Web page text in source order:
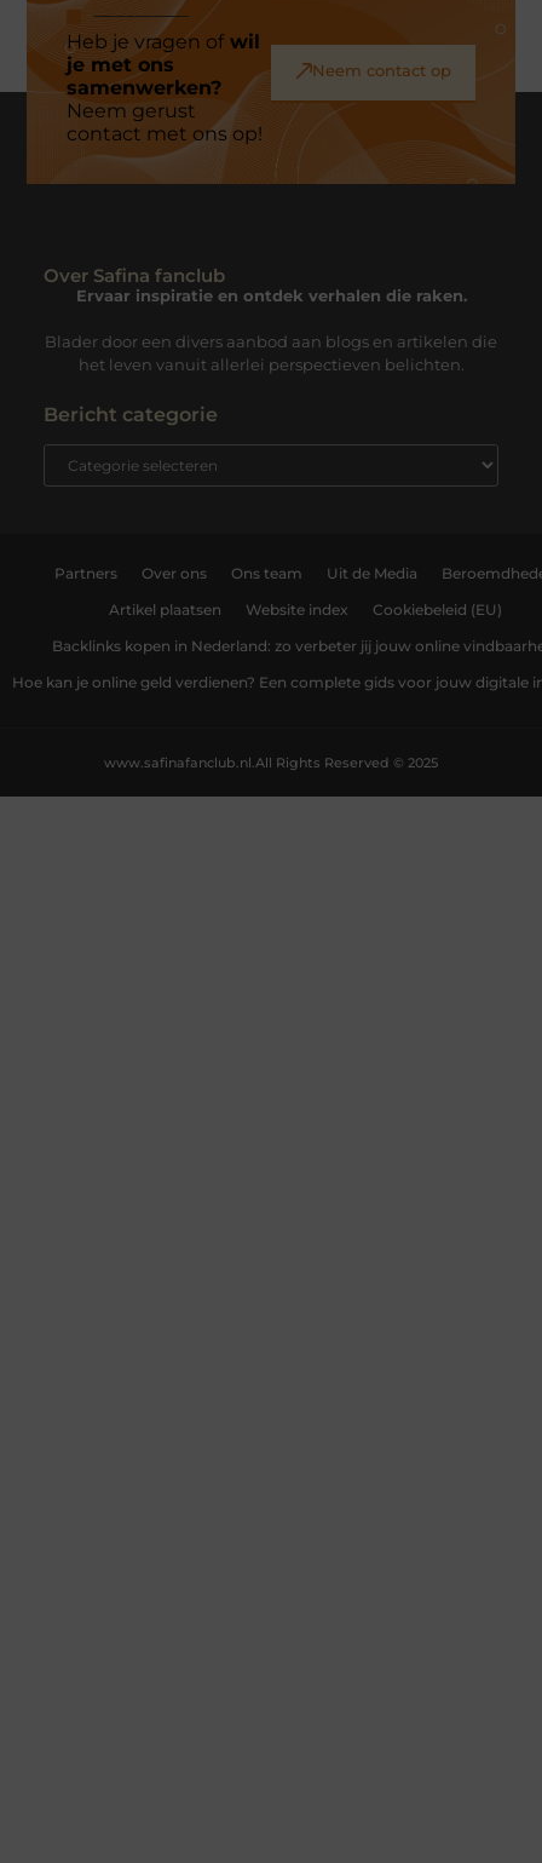
Heb je vragen ofwil
je met ons
samenwerken?
Neem gerust
contact met ons op!
Neem contact op
Over Safina fanclub
Ervaar inspiratie en ontdek verhalen die raken.
Blader door een divers aanbod aan blogs en artikelen die
het leven vanuit allerlei perspectieven belichten.
Bericht categorie
Partners Over ons Ons team Uit de Media
Artikel plaatsen Website index Cookiebeleid (EU)
Backlinks kopen in Nederland: zo verbeter jij jouw online
Hoe kan je online geld verdienen? Een complete gids voor jouw digitale
All Rights Reserved © 2025
www.safinafanclub.nl.